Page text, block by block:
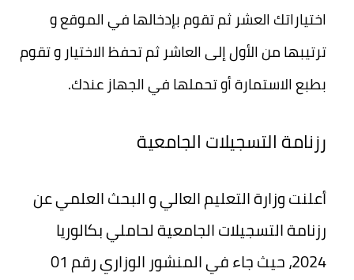
اختياراتك العشر ثم تقوم بإدخالها في الموقع و
ترتيبها من الأول إلى العاشر ثم تحفظ الاختيار و تقوم
بطبع الاستمارة أو تحملها في الجهاز عندك.
رزنامة التسجيلات الجامعية
أعلنت وزارة التعليم العالي و البحث العلمي عن
رزنامة التسجيلات الجامعية لحاملي بكالوريا
2024، حيث جاء في المنشور الوزاري رقم 01